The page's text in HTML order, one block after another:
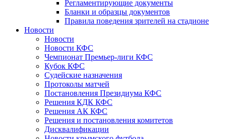
Регламентирующие документы
Бланки и образцы документов
Правила поведения зрителей на стадионе
Новости
Новости
Новости КФС
Чемпионат Премьер-лиги КФС
Кубок КФС
Судейские назначения
Протоколы матчей
Постановления Президиума КФС
Решения КДК КФС
Решения АК КФС
Решения и постановления комитетов
Дисквалификации